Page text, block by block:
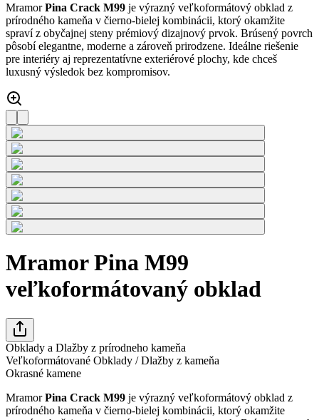
MramorPina Crack M99 je výrazný veľkoformátový obklad z
prírodného kameňa v čierno-bielej kombinácii, ktorý okamžite
spraví z obyčajnej steny prémiový dizajnový prvok. Brúsený povrch
pôsobí elegantne, moderne a zároveň prirodzene. Ideálne riešenie
pre interiéry aj reprezentatívne exteriérové plochy, kde chceš
luxusný výsledok bez kompromisov.
Mramor Pina M99
veľkoformátovaný obklad
Obklady a Dlažby z prírodneho kameňa
Veľkoformátované Obklady / Dlažby z kameňa
Okrasné kamene
MramorPina Crack M99 je výrazný veľkoformátový obklad z
prírodného kameňa v čierno-bielej kombinácii, ktorý okamžite